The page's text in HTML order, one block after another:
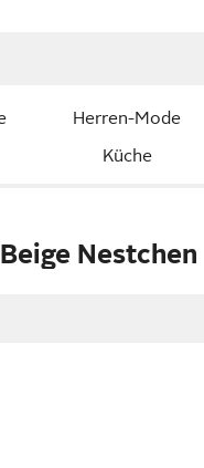
Herren-Mode
Küche
Beige Nestchen